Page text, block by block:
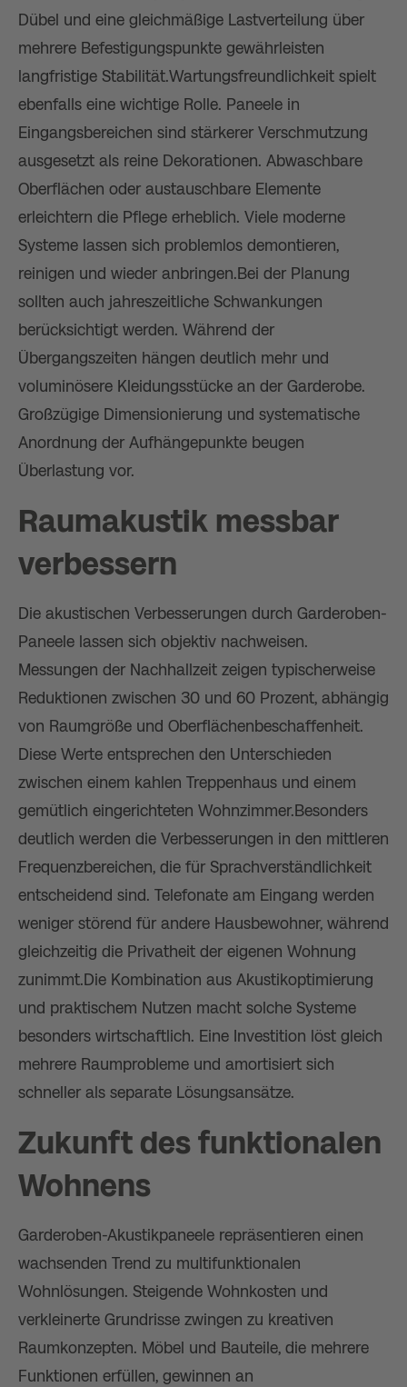
Dübel und eine gleichmäßige Lastverteilung über
mehrere Befestigungspunkte gewährleisten
langfristige Stabilität.Wartungsfreundlichkeit spielt
ebenfalls eine wichtige Rolle. Paneele in
Eingangsbereichen sind stärkerer Verschmutzung
ausgesetzt als reine Dekorationen. Abwaschbare
Oberflächen oder austauschbare Elemente
erleichtern die Pflege erheblich. Viele moderne
Systeme lassen sich problemlos demontieren,
reinigen und wieder anbringen.Bei der Planung
sollten auch jahreszeitliche Schwankungen
berücksichtigt werden. Während der
Übergangszeiten hängen deutlich mehr und
voluminösere Kleidungsstücke an der Garderobe.
Großzügige Dimensionierung und systematische
Anordnung der Aufhängepunkte beugen
Überlastung vor.
Raumakustik messbar
verbessern
Die akustischen Verbesserungen durch Garderoben-
Paneele lassen sich objektiv nachweisen.
Messungen der Nachhallzeit zeigen typischerweise
Reduktionen zwischen 30 und 60 Prozent, abhängig
von Raumgröße und Oberflächenbeschaffenheit.
Diese Werte entsprechen den Unterschieden
zwischen einem kahlen Treppenhaus und einem
gemütlich eingerichteten Wohnzimmer.Besonders
deutlich werden die Verbesserungen in den mittleren
Frequenzbereichen, die für Sprachverständlichkeit
entscheidend sind. Telefonate am Eingang werden
weniger störend für andere Hausbewohner, während
gleichzeitig die Privatheit der eigenen Wohnung
zunimmt.Die Kombination aus Akustikoptimierung
und praktischem Nutzen macht solche Systeme
besonders wirtschaftlich. Eine Investition löst gleich
mehrere Raumprobleme und amortisiert sich
schneller als separate Lösungsansätze.
Zukunft des funktionalen
Wohnens
Garderoben-Akustikpaneele repräsentieren einen
wachsenden Trend zu multifunktionalen
Wohnlösungen. Steigende Wohnkosten und
verkleinerte Grundrisse zwingen zu kreativen
Raumkonzepten. Möbel und Bauteile, die mehrere
Funktionen erfüllen, gewinnen an